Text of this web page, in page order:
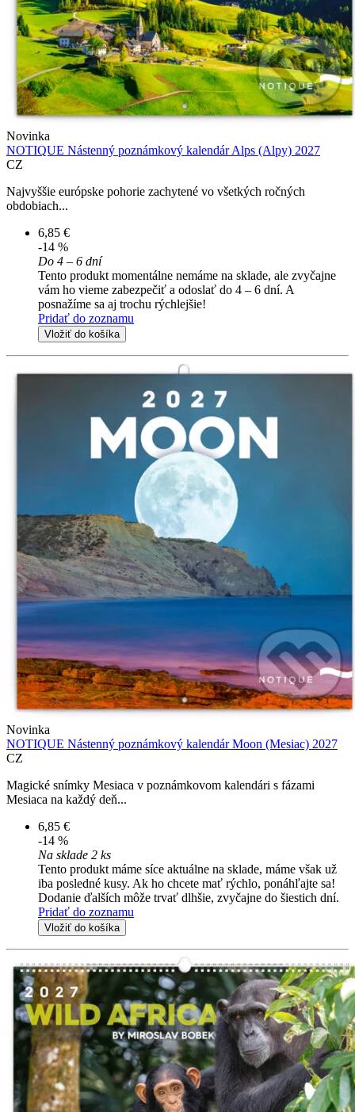
Novinka
NOTIQUE Nástenný poznámkový kalendár Alps (Alpy) 2027
CZ
Najvyššie európske pohorie zachytené vo všetkých ročných
obdobiach...
6,85 €
-14 %
Do 4 – 6 dní
Tento produkt momentálne nemáme na sklade, ale zvyčajne
vám ho vieme zabezpečiť a odoslať do 4 – 6 dní. A
posnažíme sa aj trochu rýchlejšie!
Pridať do zoznamu
Vložiť do košíka
Novinka
NOTIQUE Nástenný poznámkový kalendár Moon (Mesiac) 2027
CZ
Magické snímky Mesiaca v poznámkovom kalendári s fázami
Mesiaca na každý deň...
6,85 €
-14 %
Na sklade 2 ks
Tento produkt máme síce aktuálne na sklade, máme však už
iba posledné kusy. Ak ho chcete mať rýchlo, ponáhľajte sa!
Dodanie ďalších môže trvať dlhšie, zvyčajne do šiestich dní.
Pridať do zoznamu
Vložiť do košíka